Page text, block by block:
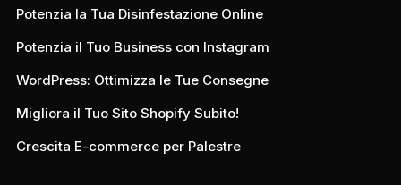
Potenzia la Tua Disinfestazione Online
Potenzia il Tuo Business con Instagram
WordPress: Ottimizza le Tue Consegne
Migliora il Tuo Sito Shopify Subito!
Crescita E-commerce per Palestre